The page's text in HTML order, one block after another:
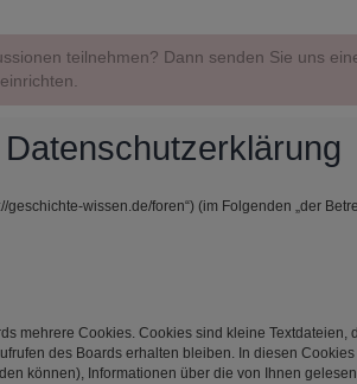
teilnehmen? Dann senden Sie uns
wissen.de/foren“) (im Folgenden „der
mehrere Cookies. Cookies sind kleine Textdateien,
des Boards erhalten bleiben. In diesen
können), Informationen über die von Ihnen